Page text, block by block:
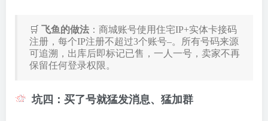
🛒 飞鱼的做法 ：商城账号使用住宅IP+实体卡接码
注册，每个IP注册不超过3个账号–。所有号码来源
可追溯，出库后即标记已售，一人一号，卖家不再
保留任何登录权限。
坑四：买了号就猛发消息、猛加群